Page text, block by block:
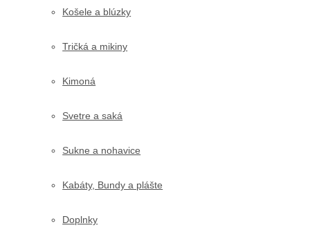
Košele a blúzky
Tričká a mikiny
Kimoná
Svetre a saká
Sukne a nohavice
Kabáty, Bundy a plášte
Doplnky